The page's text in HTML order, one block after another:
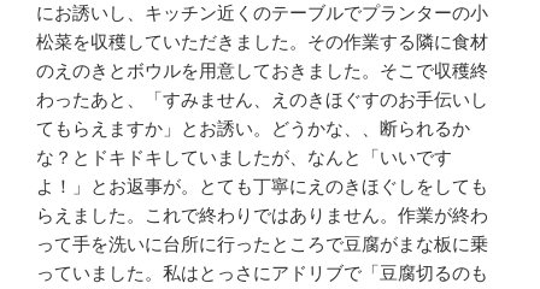
にお誘いし、キッチン近くのテーブルでプランターの小
松菜を収穫していただきました。その作業する隣に食材
のえのきとボウルを用意しておきました。そこで収穫終
わったあと、「すみません、えのきほぐすのお手伝いし
てもらえますか」とお誘い。どうかな、、断られるか
な？とドキドキしていましたが、なんと「いいです
よ！」とお返事が。とても丁寧にえのきほぐしをしても
らえました。これで終わりではありません。作業が終わ
って手を洗いに台所に行ったところで豆腐がまな板に乗
っていました。私はとっさにアドリブで「豆腐切るのも